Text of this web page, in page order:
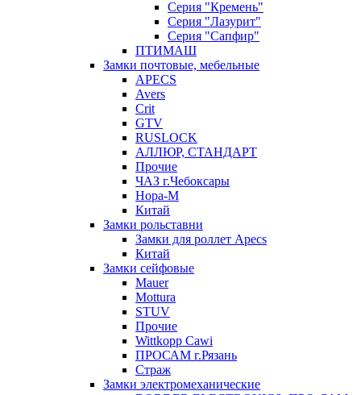
Серия "Кремень"
Серия "Лазурит"
Серия "Сапфир"
ПТИМАШ
Замки почтовые, мебельные
APECS
Avers
Crit
GTV
RUSLOCK
АЛЛЮР, СТАНДАРТ
Прочие
ЧАЗ г.Чебоксары
Нора-М
Китай
Замки рольставни
Замки для роллет Apecs
Китай
Замки сейфовые
Mauer
Mottura
STUV
Прочие
Wittkopp Cawi
ПРОСАМ г.Рязань
Страж
Замки электромеханические